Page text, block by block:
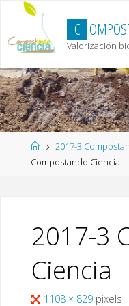
content
C OMPOS
Valorización
Home2017-3
Compostando Ciencia
2017-3
Ciencia
Full1108 × 829 pixels